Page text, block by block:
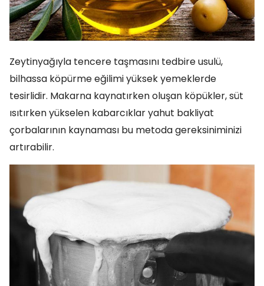
Zeytinyağıyla tencere taşmasını tedbire usulü,
bilhassa köpürme eğilimi yüksek yemeklerde
tesirlidir. Makarna kaynatırken oluşan köpükler, süt
ısıtırken yükselen kabarcıklar yahut bakliyat
çorbalarının kaynaması bu metoda gereksiniminizi
artırabilir.